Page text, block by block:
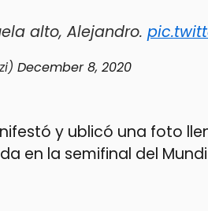
alto, Alejandro.
December 8, 2020
y ublicó una foto
en la semifinal del